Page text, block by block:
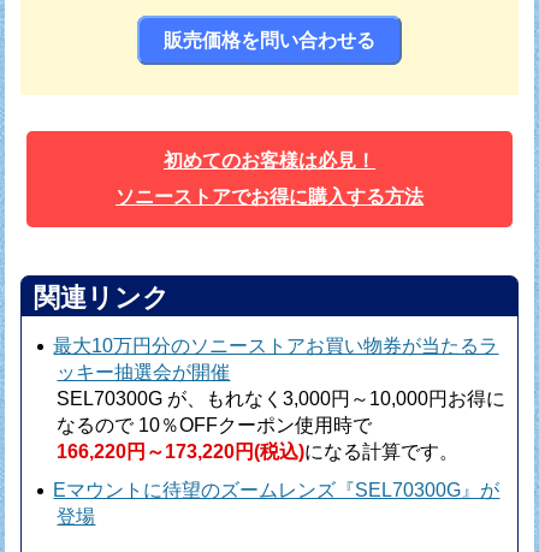
販売価格を問い合わせる
初めてのお客様は必見！
ソニーストアでお得に購入する方法
関連リンク
最大10万円分のソニーストアお買い物券が当たるラ
ッキー抽選会が開催
SEL70300G が、もれなく3,000円～10,000円お得に
なるので 10％OFFクーポン使用時で
166,220円～173,220円(税込)になる計算です。
Eマウントに待望のズームレンズ『SEL70300G』が
登場